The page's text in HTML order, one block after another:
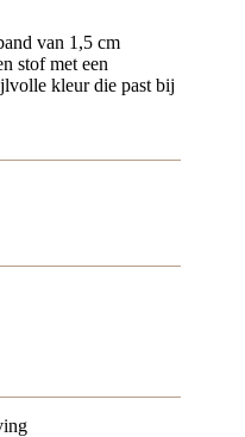
van 1,5 cm
stof met een
kleur die past bij